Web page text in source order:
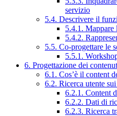
servizio
5.4. Descrivere il
5.4.1. Mappare
5.4.2.
5.5. Co-progettare le
5.5.1.
6. Progettazione dei
6.1. Cos’è il content
6.2. Ricerca utente
6.2.1. Content
6.2.2. Dati di
6.2.3. Ricerca